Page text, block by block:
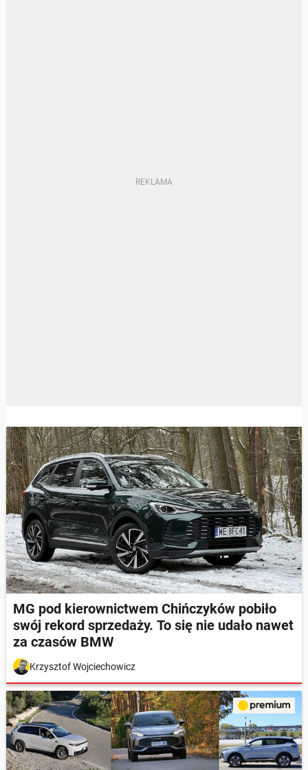
MG pod kierownictwem Chińczyków pobiło
swój rekord sprzedaży. To się nie udało nawet
za czasów BMW
Krzysztof Wojciechowicz